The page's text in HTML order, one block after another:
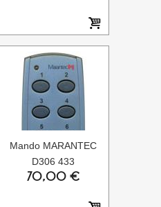
Mando MARANTEC
D306 433
70,00 €